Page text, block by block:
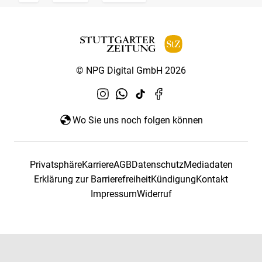
© NPG Digital GmbH 2026
Wo Sie uns noch folgen können
PrivatsphäreKarriereAGBDatenschutzMediadaten
Erklärung zur BarrierefreiheitKündigungKontakt
ImpressumWiderruf